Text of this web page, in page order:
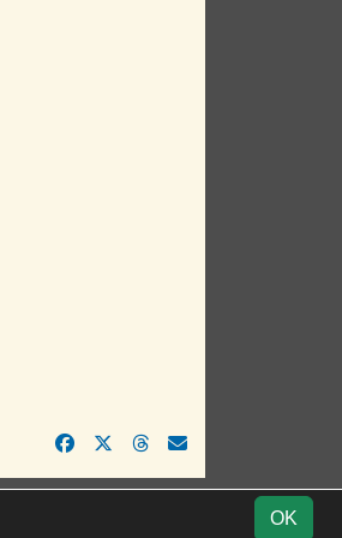
OK